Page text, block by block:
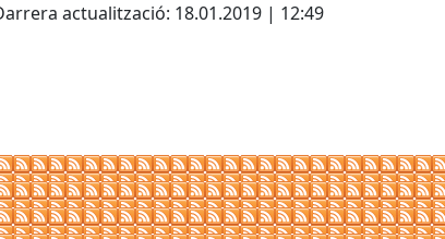
actualització: 18.01.2019 | 12:49